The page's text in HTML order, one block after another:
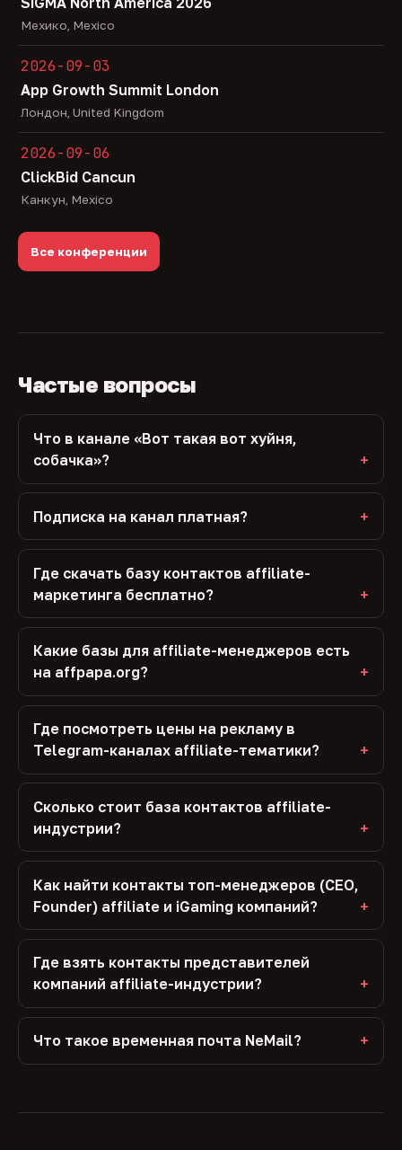
Мехико, Mexico
2026-09-03
App Growth Summit London
Лондон, United Kingdom
2026-09-06
ClickBid Cancun
Канкун, Mexico
Все конференции
Частые вопросы
Что в канале «Вот такая вот хуйня,
собачка»?
Подписка на канал платная?
Где скачать базу контактов affiliate-
маркетинга бесплатно?
Какие базы для affiliate-менеджеров есть
на affpapa.org?
Где посмотреть цены на рекламу в
Telegram-каналах affiliate-тематики?
Сколько стоит база контактов affiliate-
индустрии?
Как найти контакты топ-менеджеров (CEO,
Founder) affiliate и iGaming компаний?
Где взять контакты представителей
компаний affiliate-индустрии?
Что такое временная почта NeMail?